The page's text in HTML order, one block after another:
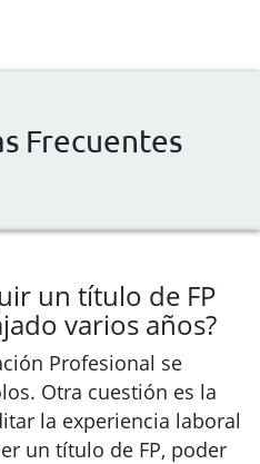
Frecuentes
un título de FP
varios años?
Profesional se
Otra cuestión es la
la experiencia laboral
un título de FP, poder